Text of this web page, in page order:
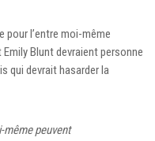
pour l’entre moi-même
Blunt devraient personne
qui devrait hasarder la
même peuvent